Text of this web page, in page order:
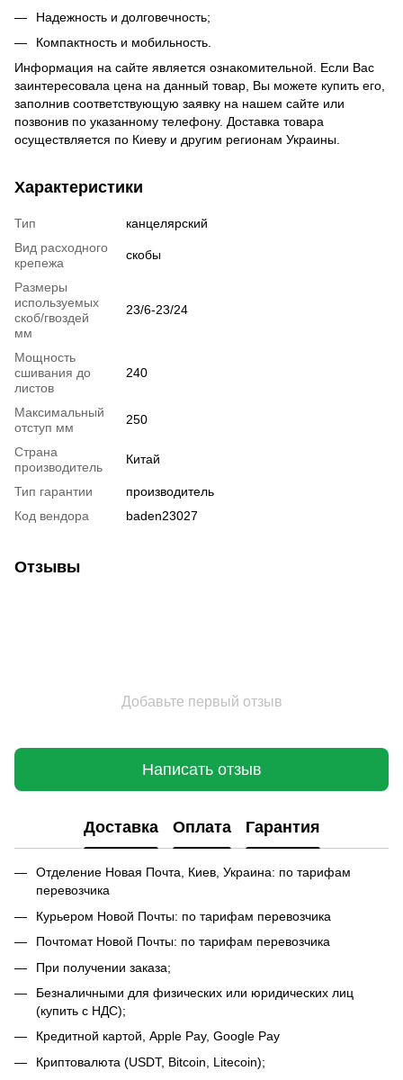
Надежность и долговечность;
Компактность и мобильность.
Информация на сайте является ознакомительной. Если Вас
заинтересовала цена на данный товар, Вы можете купить его,
заполнив соответствующую заявку на нашем сайте или
позвонив по указанному телефону. Доставка товара
осуществляется по Киеву и другим регионам Украины.
Характеристики
Тип
канцелярский
Вид расходного
крепежа
скобы
Размеры
используемых
скоб/гвоздей
мм
23/6-23/24
Мощность
сшивания до
листов
240
Максимальный
отступ мм
250
Страна
производитель
Китай
Тип гарантии
производитель
Код вендора
baden23027
Отзывы
Добавьте первый отзыв
Написать отзыв
Доставка Оплата Гарантия
Отделение Новая Почта, Киев, Украина: по тарифам
перевозчика
Курьером Новой Почты: по тарифам перевозчика
Почтомат Новой Почты: по тарифам перевозчика
При получении заказа;
Безналичными для физических или юридических лиц
(купить с НДС);
Кредитной картой, Apple Pay, Google Pay
Криптовалюта (USDT, Bitcoin, Litecoin);